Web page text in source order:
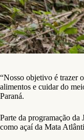
“Nosso objetivo é trazer
alimentos e cuidar do
Paraná.
Parte da programação
como açaí da Mata